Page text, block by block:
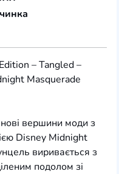
– Tangled –
Masquerade
вершини моди з
Disney Midnight
виривається з
подолом зі